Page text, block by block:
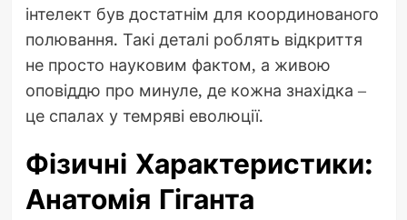
інтелект був достатнім для координованого
полювання. Такі деталі роблять відкриття
не просто науковим фактом, а живою
оповіддю про минуле, де кожна знахідка –
це спалах у темряві еволюції.
Фізичні Характеристики:
Анатомія Гіганта